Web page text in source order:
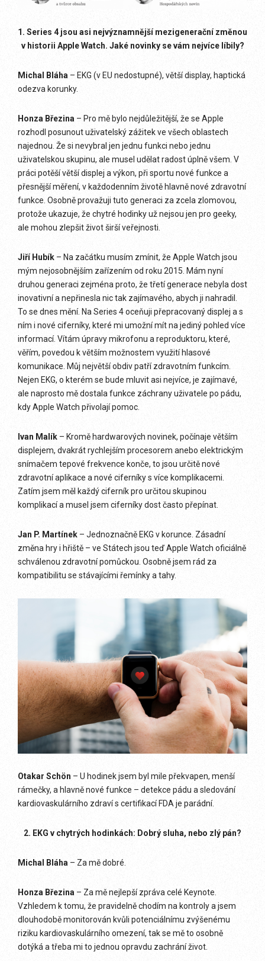
1. Series 4 jsou asi nejvýznamnější mezigenerační změnou
v historii Apple Watch. Jaké novinky se vám nejvíce líbily?
Michal Bláha – EKG (v EU nedostupné), větší display, haptická
odezva korunky.
Honza Březina – Pro mě bylo nejdůležitější, že se Apple
rozhodl posunout uživatelský zážitek ve všech oblastech
najednou. Že si nevybral jen jednu funkci nebo jednu
uživatelskou skupinu, ale musel udělat radost úplně všem. V
práci potěší větší displej a výkon, při sportu nové funkce a
přesnější měření, v každodenním životě hlavně nové zdravotní
funkce. Osobně provažuji tuto generaci za zcela zlomovou,
protože ukazuje, že chytré hodinky už nejsou jen pro geeky,
ale mohou zlepšit život širší veřejnosti.
Jiří Hubík – Na začátku musím zmínit, že Apple Watch jsou
mým nejosobnějším zařízením od roku 2015. Mám nyní
druhou generaci zejména proto, že třetí generace nebyla dost
inovativní a nepřinesla nic tak zajímavého, abych ji nahradil.
To se dnes mění. Na Series 4 oceňuji přepracovaný displej a s
ním i nové ciferníky, které mi umožní mít na jediný pohled více
informací. Vítám úpravy mikrofonu a reproduktoru, které,
věřím, povedou k větším možnostem využití hlasové
komunikace. Můj největší obdiv patří zdravotním funkcím.
Nejen EKG, o kterém se bude mluvit asi nejvíce, je zajímavé,
ale naprosto mě dostala funkce záchrany uživatele po pádu,
kdy Apple Watch přivolají pomoc.
Ivan Malík – Kromě hardwarových novinek, počínaje větším
displejem, dvakrát rychlejším procesorem anebo elektrickým
snímačem tepové frekvence konče, to jsou určitě nové
zdravotní aplikace a nové ciferníky s více komplikacemi.
Zatím jsem měl každý ciferník pro určitou skupinou
komplikací a musel jsem ciferníky dost často přepínat.
Jan P. Martínek – Jednoznačně EKG v korunce. Zásadní
změna hry i hřiště – ve Státech jsou teď Apple Watch oficiálně
schválenou zdravotní pomůckou. Osobně jsem rád za
kompatibilitu se stávajícími řemínky a tahy.
Otakar Schön – U hodinek jsem byl mile překvapen, menší
rámečky, a hlavně nové funkce – detekce pádu a sledování
kardiovaskulárního zdraví s certifikací FDA je parádní.
2. EKG v chytrých hodinkách: Dobrý sluha, nebo zlý pán?
Michal Bláha – Za mě dobré.
Honza Březina – Za mě nejlepší zpráva celé Keynote.
Vzhledem k tomu, že pravidelně chodím na kontroly a jsem
dlouhodobě monitorován kvůli potenciálnímu zvýšenému
riziku kardiovaskulárního omezení, tak se mě to osobně
dotýká a třeba mi to jednou opravdu zachrání život.